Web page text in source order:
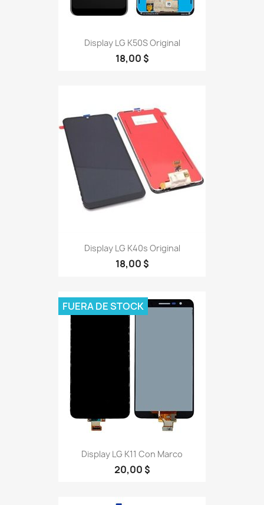
Display LG K50S Original
18,00 $
Display LG K40s Original
18,00 $
Display LG K11 Con Marco
20,00 $
FUERA DE STOCK